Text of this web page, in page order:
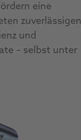
eine
zuverlässigen
und
– selbst unter